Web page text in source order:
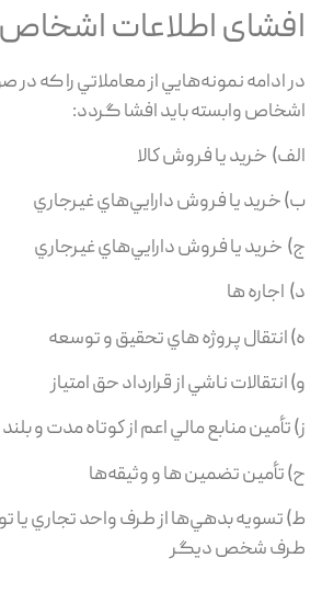
افشای اطلاعات
در ادامه نمونه‌هايي از معاملاتي را که در
اشخاص وابسته باید افشا گردد:
الف) خريد يا فروش كالا
ب) خريد يا فروش دارايي‌هاي غيرجاري
ج) خريد يا فروش دارايي‌هاي غيرجاري
د) اجاره ها
ه) انتقال پروژه هاي تحقيق و توسعه
و) انتقالات ناشي از قرارداد حق امتياز
ز) تأمين منابع مالي اعم از كوتاه مدت و
ح) تأمين تضمين ها و وثیقه‌ها
ط) تسويه بدهي‌ها از طرف واحد تجاري يا
طرف شخص ديگر